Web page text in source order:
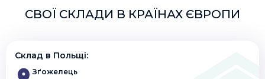
СВОЇ СКЛАДИ В КРАЇНАХ ЄВРОПИ
Склад в Польщі:
Зґожелець